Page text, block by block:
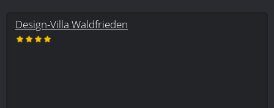
Design-Villa Waldfrieden